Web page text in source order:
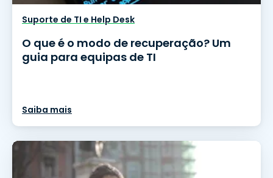
Suporte de TI e Help Desk
O que é o modo de recuperação? Um
guia para equipas de TI
Saiba mais